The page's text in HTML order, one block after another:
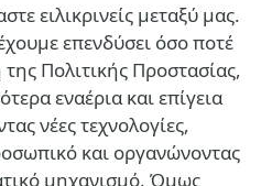
ειλικρινείς μεταξύ μας.
επενδύσει όσο ποτέ
Πολιτικής Προστασίας,
εναέρια και επίγεια
νέες τεχνολογίες,
και οργανώνοντας
μηχανισμό. Όμως